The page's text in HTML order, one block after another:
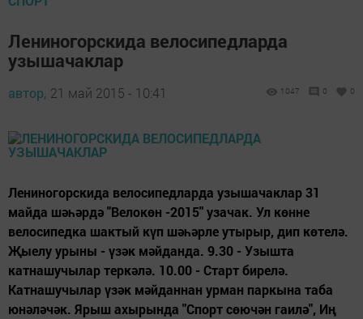
Лениногорскида велосипедларда
узышачаклар
автор, 21 май 2015 - 10:41 1047 0 0
Лениногорскида велосипедларда узышачаклар 31
майда шәһәрдә "Велокөн -2015" узачак. Ул көнне
велосипедка шактый күп шәһәрле утырыр, дип көтелә.
Җыелу урыны - үзәк мәйданда. 9.30 - Узышта
катнашучылар теркәлә. 10.00 - Старт бирелә.
Катнашучылар үзәк мәйданнан урман паркына таба
юнәләчәк. Ярыш ахырында "Спорт сөючән гаилә", Иң